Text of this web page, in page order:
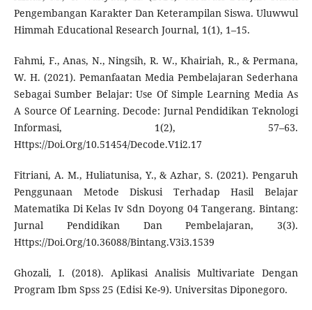
Pengembangan Karakter Dan Keterampilan Siswa. Uluwwul
Himmah Educational Research Journal, 1(1), 1–15.
Fahmi, F., Anas, N., Ningsih, R. W., Khairiah, R., & Permana,
W. H. (2021). Pemanfaatan Media Pembelajaran Sederhana
Sebagai Sumber Belajar: Use Of Simple Learning Media As
A Source Of Learning. Decode: Jurnal Pendidikan Teknologi
Informasi, 1(2), 57–63.
Https://Doi.Org/10.51454/Decode.V1i2.17
Fitriani, A. M., Huliatunisa, Y., & Azhar, S. (2021). Pengaruh
Penggunaan Metode Diskusi Terhadap Hasil Belajar
Matematika Di Kelas Iv Sdn Doyong 04 Tangerang. Bintang:
Jurnal Pendidikan Dan Pembelajaran, 3(3).
Https://Doi.Org/10.36088/Bintang.V3i3.1539
Ghozali, I. (2018). Aplikasi Analisis Multivariate Dengan
Program Ibm Spss 25 (Edisi Ke-9). Universitas Diponegoro.